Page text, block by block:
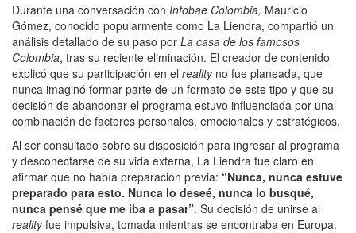
Durante una conversación con Infobae Colombia, Mauricio
Gómez, conocido popularmente como La Liendra, compartió un
análisis detallado de su paso por La casa de los famosos
Colombia, tras su reciente eliminación. El creador de contenido
explicó que su participación en el reality no fue planeada, que
nunca imaginó formar parte de un formato de este tipo y que su
decisión de abandonar el programa estuvo influenciada por una
combinación de factores personales, emocionales y estratégicos.
Al ser consultado sobre su disposición para ingresar al programa
y desconectarse de su vida externa, La Liendra fue claro en
afirmar que no había preparación previa: “Nunca, nunca estuve
preparado para esto. Nunca lo deseé, nunca lo busqué,
nunca pensé que me iba a pasar”. Su decisión de unirse al
realityfue impulsiva, tomada mientras se encontraba en Europa.